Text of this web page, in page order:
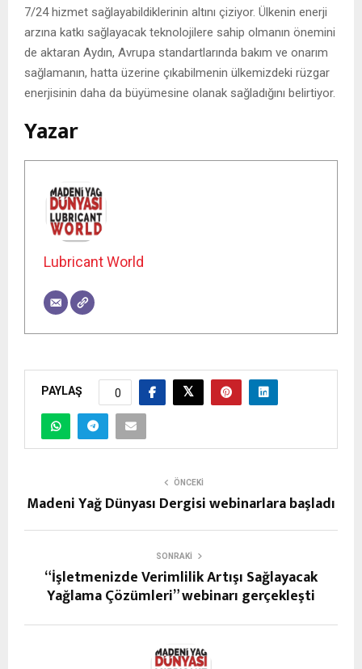
7/24 hizmet sağlayabildiklerinin altını çiziyor. Ülkenin enerji
arzına katkı sağlayacak teknolojilere sahip olmanın önemini
de aktaran Aydın, Avrupa standartlarında bakım ve onarım
sağlamanın, hatta üzerine çıkabilmenin ülkemizdeki rüzgar
enerjisinin daha da büyümesine olanak sağladığını belirtiyor.
Yazar
Lubricant World
PAYLAŞ 0
ÖNCEKI
Madeni Yağ Dünyası Dergisi webinarlara başladı
SONRAKI
“İşletmenizde Verimlilik Artışı Sağlayacak
Yağlama Çözümleri” webinarı gerçekleşti